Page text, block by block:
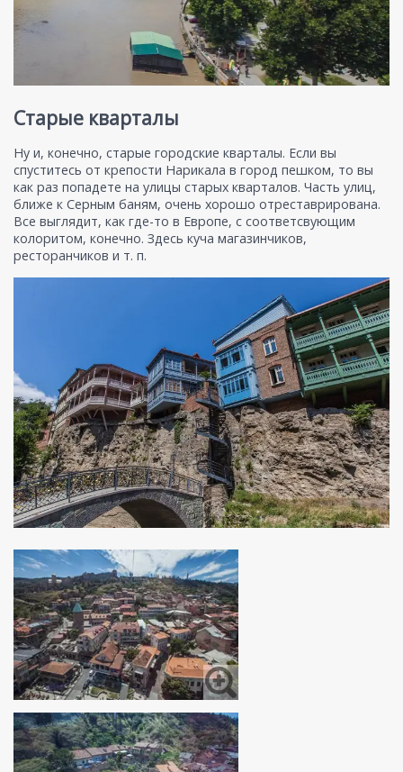
Старые кварталы
Ну и, конечно, старые городские кварталы. Если вы
спуститесь от крепости Нарикала в город пешком, то вы
как раз попадете на улицы старых кварталов. Часть улиц,
ближе к Серным баням, очень хорошо отреставрирована.
Все выглядит, как где-то в Европе, с соответсвующим
колоритом, конечно. Здесь куча магазинчиков,
ресторанчиков и т. п.